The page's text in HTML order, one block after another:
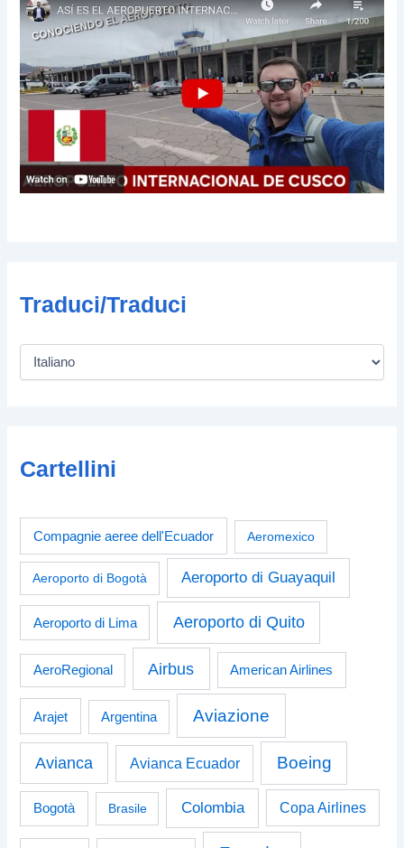
Traduci/Traduci
Cartellini
Compagnie aeree dell'Ecuador Aeromexico
Aeroporto di Bogotà Aeroporto di Guayaquil
Aeroporto di Lima Aeroporto di Quito
AeroRegional Airbus American Airlines
Arajet Argentina Aviazione
Avianca Avianca Ecuador Boeing
Bogotà Brasile Colombia Copa Airlines